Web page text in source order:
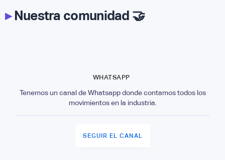
▸Nuestra comunidad 🤝
WHATSAPP
Tenemos un canal de Whatsapp donde contamos todos los
movimientos en la industria.
SEGUIR EL CANAL